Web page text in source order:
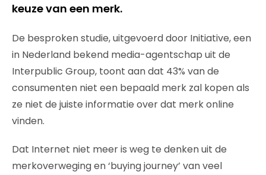
keuze van een merk.
De besproken studie, uitgevoerd door Initiative, een
in Nederland bekend media-agentschap uit de
Interpublic Group, toont aan dat 43% van de
consumenten niet een bepaald merk zal kopen als
ze niet de juiste informatie over dat merk online
vinden.
Dat Internet niet meer is weg te denken uit de
merkoverweging en ‘buying journey’ van veel